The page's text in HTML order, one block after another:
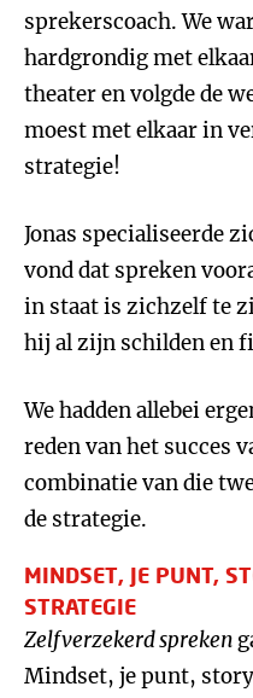
sprekerscoach. We
hardgrondig met
theater en volgde de
moest met elkaar in
strategie!
Jonas specialiseerde
vond dat spreken
in staat is zichzelf te
hij al zijn schilden en
We hadden allebei
reden van het succes
combinatie van die
de strategie.
MINDSET, JE PUNT,
STRATEGIE
Zelfverzekerd spreken
Mindset, je punt,